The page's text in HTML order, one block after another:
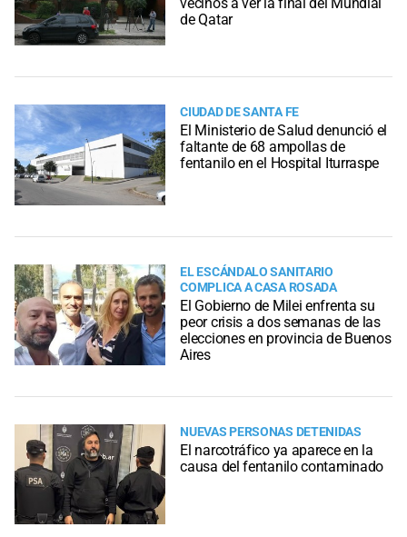
de Qatar
CIUDAD DE SANTA FE
El Ministerio de Salud denunció el
faltante de 68 ampollas de
fentanilo en el Hospital Iturraspe
EL ESCÁNDALO SANITARIO
COMPLICA A CASA ROSADA
El Gobierno de Milei enfrenta su
peor crisis a dos semanas de las
elecciones en provincia de Buenos
Aires
NUEVAS PERSONAS DETENIDAS
El narcotráfico ya aparece en la
causa del fentanilo contaminado